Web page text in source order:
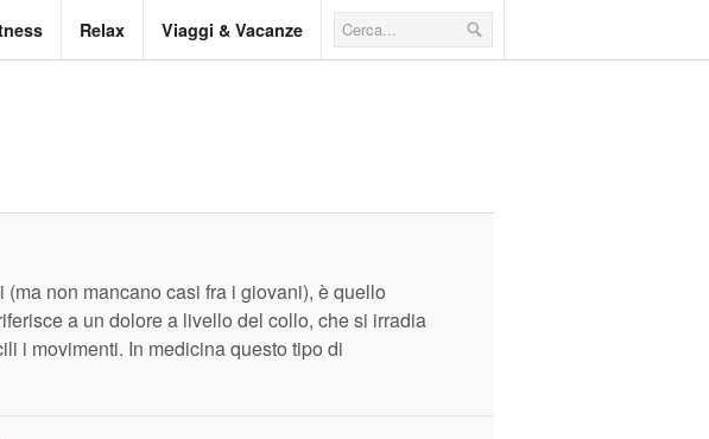
Relax Viaggi & Vacanze
non mancano casi fra i giovani), è quello
a un dolore a livello del collo, che si irradia
i movimenti. In medicina questo tipo di